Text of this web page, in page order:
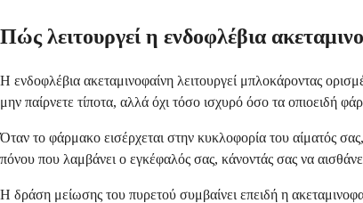
Πώς λειτουργεί η ενδοφλέβια
Η ενδοφλέβια ακεταμινοφαίνη λειτουργεί μπλοκάροντας
μην παίρνετε τίποτα, αλλά όχι τόσο ισχυρό όσο τα οπιοειδή
Όταν το φάρμακο εισέρχεται στην κυκλοφορία του αίματός
πόνου που λαμβάνει ο εγκέφαλός σας, κάνοντάς σας να
Η δράση μείωσης του πυρετού συμβαίνει επειδή η